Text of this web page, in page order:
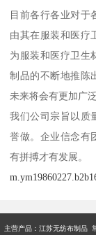
目前各行各业对于
由其在服装和医疗
为服装和医疗卫生
制品的不断地推陈
未来将会有更加广
我们公司宗旨以质
誉做。企业信念有
有拼搏才有发展。
主营产品：江苏无纺布制品